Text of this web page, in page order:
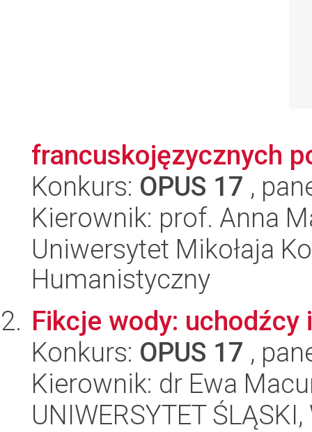
francuskojęzycznych
Konkurs: OPUS 17 ,
Kierownik: prof. Anna
Uniwersytet Mikołaja
Humanistyczny
Fikcje wody: uchodźcy
Konkurs: OPUS 17 ,
Kierownik: dr Ewa
UNIWERSYTET